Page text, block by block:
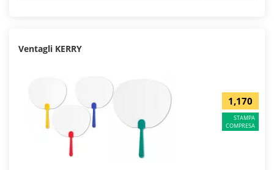
Ventagli KERRY
1,170
STAMPA
COMPRESA